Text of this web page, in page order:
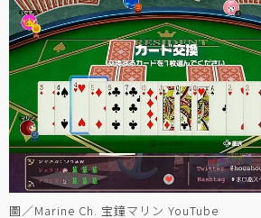
圖／Marine Ch. 宝鐘マリン YouTube